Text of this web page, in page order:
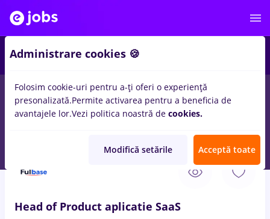
Salarii Remote (de acasă) București Cluj-
Head of Product aplicatie SaaS
Administrare cookies 🍪
Folosim cookie-uri pentru a-ți oferi o experiență
presonalizată.Permite activarea pentru a beneficia de
avantajele lor.Vezi politica noastră de cookies.
Modifică setările Acceptă toate